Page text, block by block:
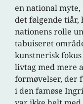
en national
det følgende
nationens rolle
tabuiseret
kunstnerisk
livtag med mere
formøvelser, der
i den famøse